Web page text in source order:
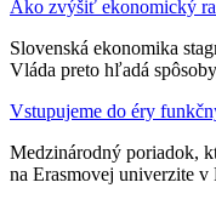
Ako zvýšiť ekonomický
Slovenská ekonomika
Vláda preto hľadá
Vstupujeme do éry
Medzinárodný poriadok,
na Erasmovej univerzite